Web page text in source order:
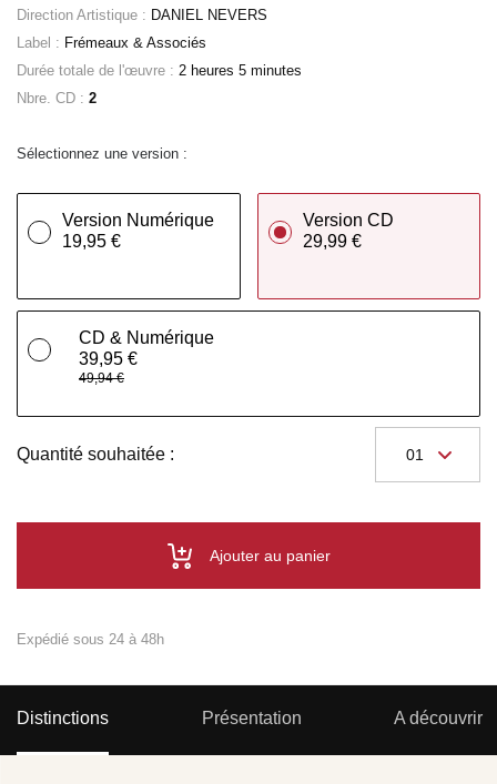
Direction Artistique : DANIEL NEVERS
Label : Frémeaux & Associés
Durée totale de l'œuvre : 2 heures 5 minutes
Nbre. CD : 2
Sélectionnez une version :
Version Numérique
19,95 €
Version CD
29,99 €
CD & Numérique
39,95 €
49,94 €
Quantité souhaitée :
Ajouter au panier
Expédié sous 24 à 48h
Distinctions Présentation A découvrir